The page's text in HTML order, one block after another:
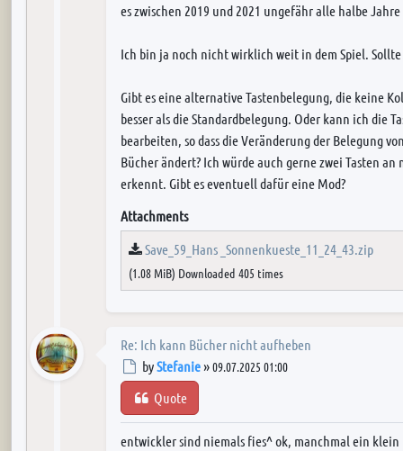
es zwischen 2019 und 2021 ungefähr alle halbe
Ich bin ja noch nicht wirklich weit in dem Spiel.
Gibt es eine alternative Tastenbelegung, die keine
besser als die Standardbelegung. Oder kann ich die
bearbeiten, so dass die Veränderung der Belegung
Bücher ändert? Ich würde auch gerne zwei Tasten
erkennt. Gibt es eventuell dafür eine Mod?
Attachments
Save_59_Hans _Sonnenkueste_11_24_43.zip
(1.08 MiB) Downloaded 405 times
Re: Ich kann Bücher nicht aufheben
Post
byStefanie»09.07.2025 01:00
Quote
entwickler sind niemals fies^ ok, manchmal ein klein